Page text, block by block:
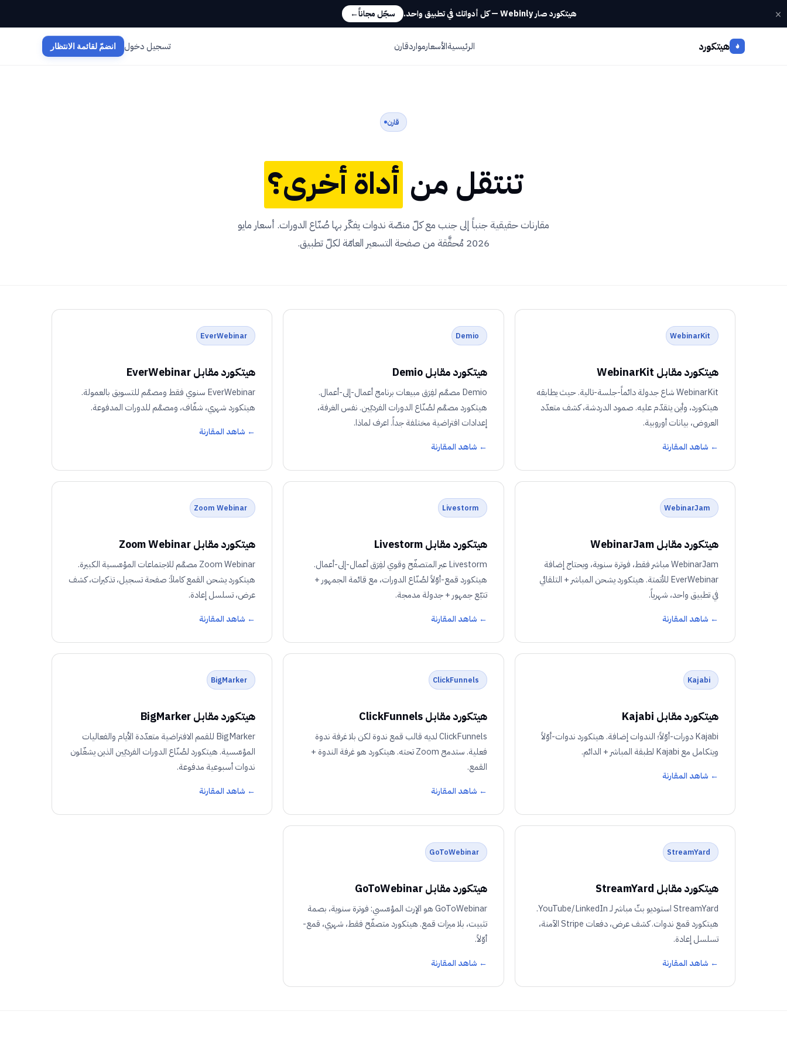
هيتكورد صار Webinly — كل أدواتك في تطبيق واحد. سجّل مجاناً← ×
هيتكورد الرئيسيةالأسعارمواردقارن تسجيل دخول انضمّ لقائمة الانتظار
قارن
تنتقل من أداة أخرى؟
مقارنات حقيقية جنباً إلى جنب مع كلّ منصّة ندوات يفكّر بها صُنّاع الدورات. أسعار مايو
2026 مُحقَّقة من صفحة التسعير العامّة لكلّ تطبيق.
WebinarKit
هيتكورد مقابل WebinarKit
WebinarKit شاع جدولة دائماً-جلسة-تالية. حيث يطابقه
هيتكورد، وأين يتقدّم عليه. صمود الدردشة، كشف متعدّد
العروض، بيانات أوروبية.
← شاهد المقارنة
Demio
هيتكورد مقابل Demio
Demio مصمَّم لفِرَق مبيعات برنامج أعمال-إلى-أعمال.
هيتكورد مصمَّم لصُنّاع الدورات الفرديّين. نفس الغرفة،
إعدادات افتراضية مختلفة جداً. اعرف لماذا.
← شاهد المقارنة
EverWebinar
هيتكورد مقابل EverWebinar
EverWebinar سنوي فقط ومصمَّم للتسويق بالعمولة.
هيتكورد شهري، شفّاف، ومصمَّم للدورات المدفوعة.
← شاهد المقارنة
WebinarJam
هيتكورد مقابل WebinarJam
WebinarJam مباشر فقط، فوترة سنوية، ويحتاج إضافة
EverWebinar للأتمتة. هيتكورد يشحن المباشر + التلقائي
في تطبيق واحد، شهرياً.
← شاهد المقارنة
Livestorm
هيتكورد مقابل Livestorm
Livestorm عبر المتصفّح وقوي لفِرَق أعمال-إلى-أعمال.
هيتكورد قمع-أوّلاً لصُنّاع الدورات، مع قائمة الجمهور +
تتبّع جمهور + جدولة مدمجة.
← شاهد المقارنة
Zoom Webinar
هيتكورد مقابل Zoom Webinar
Zoom Webinar مصمَّم للاجتماعات المؤسّسية الكبيرة.
هيتكورد يشحن القمع كاملاً: صفحة تسجيل، تذكيرات، كشف
عرض، تسلسل إعادة.
← شاهد المقارنة
Kajabi
هيتكورد مقابل Kajabi
Kajabi دورات-أوّلاً؛ الندوات إضافة. هيتكورد ندوات-أوّلاً
ويتكامل مع Kajabi لطبقة المباشر + الدائم.
← شاهد المقارنة
ClickFunnels
هيتكورد مقابل ClickFunnels
ClickFunnels لديه قالب قمع ندوة لكن بلا غرفة ندوة
فعلية. ستدمج Zoom تحته. هيتكورد هو غرفة الندوة +
القمع.
← شاهد المقارنة
BigMarker
هيتكورد مقابل BigMarker
BigMarker للقمم الافتراضية متعدّدة الأيام والفعاليات
المؤسّسية. هيتكورد لصُنّاع الدورات الفرديّين الذين يشغّلون
ندوات أسبوعية مدفوعة.
← شاهد المقارنة
StreamYard
هيتكورد مقابل StreamYard
StreamYard استوديو بثّ مباشر لـ YouTube/LinkedIn.
هيتكورد قمع ندوات. كشف عرض، دفعات Stripe الآمنة،
تسلسل إعادة.
← شاهد المقارنة
GoToWebinar
هيتكورد مقابل GoToWebinar
GoToWebinar هو الإرث المؤسّسي: فوترة سنوية، بصمة
تثبيت، بلا ميزات قمع. هيتكورد متصفّح فقط، شهري، قمع-
أوّلاً.
← شاهد المقارنة